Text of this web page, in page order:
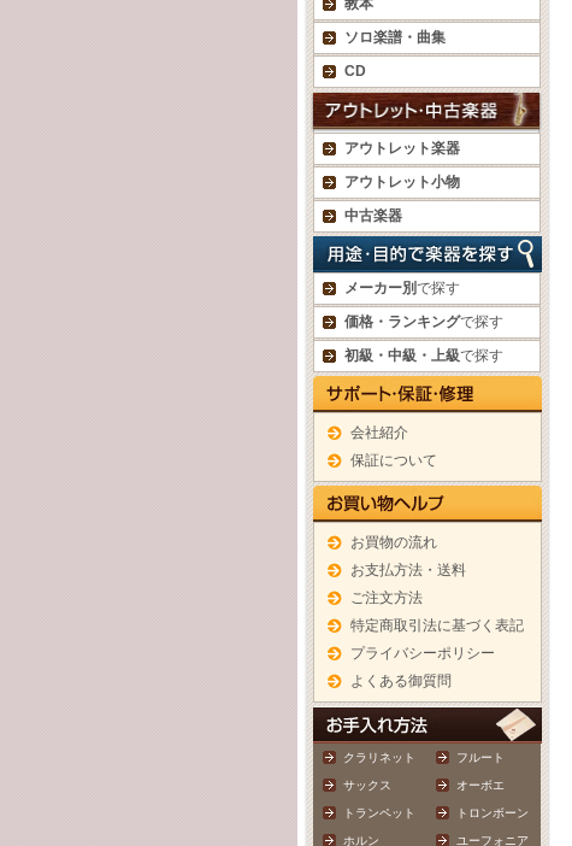
教本
ソロ楽譜・曲集
CD
アウトレット楽器
アウトレット小物
中古楽器
メーカー別で探す
価格・ランキングで探す
初級・中級・上級で探す
会社紹介
保証について
お買物の流れ
お支払方法・送料
ご注文方法
特定商取引法に基づく表記
プライバシーポリシー
よくある御質問
クラリネット フルート
サックス オーボエ
トランペット トロンボーン
ホルン
ユーフォニア